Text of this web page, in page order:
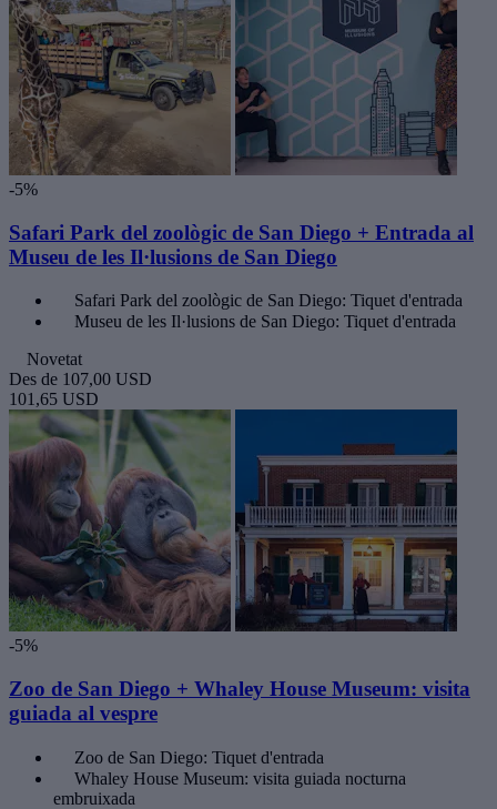
-5%
Safari Park del zoològic de San Diego + Entrada al
Museu de les Il·lusions de San Diego
Safari Park del zoològic de San Diego: Tiquet d'entrada
Museu de les Il·lusions de San Diego: Tiquet d'entrada
Novetat
Des de 107,00 USD
101,65 USD
-5%
Zoo de San Diego + Whaley House Museum: visita
guiada al vespre
Zoo de San Diego: Tiquet d'entrada
Whaley House Museum: visita guiada nocturna
embruixada